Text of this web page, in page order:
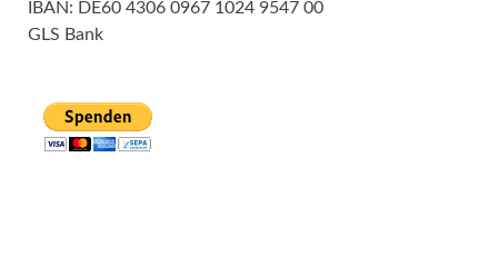
IBAN: DE60 4306 0967 1024 9547 00
GLS Bank